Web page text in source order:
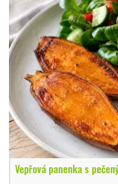
Vepřová panenka s